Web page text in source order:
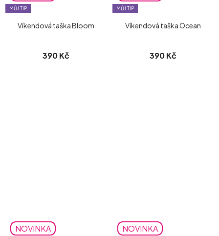
MŮJ TIP
Víkendová taška Bloom
390 Kč
MŮJ TIP
Víkendová taška Ocean
390 Kč
NOVINKA NOVINKA